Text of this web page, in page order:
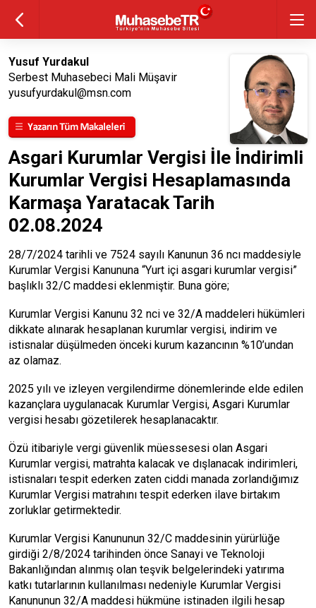
Yusuf Yurdakul
Serbest Muhasebeci Mali Müşavir
yusufyurdakul@msn.com
Asgari Kurumlar Vergisi İle İndirimli
Kurumlar Vergisi Hesaplamasında
Karmaşa Yaratacak Tarih
02.08.2024
28/7/2024 tarihli ve 7524 sayılı Kanunun 36 ncı maddesiyle
Kurumlar Vergisi Kanununa “Yurt içi asgari kurumlar vergisi”
başlıklı 32/C maddesi eklenmiştir. Buna göre;
Kurumlar Vergisi Kanunu 32 nci ve 32/A maddeleri hükümleri
dikkate alınarak hesaplanan kurumlar vergisi, indirim ve
istisnalar düşülmeden önceki kurum kazancının %10’undan
az olamaz.
2025 yılı ve izleyen vergilendirme dönemlerinde elde edilen
kazançlara uygulanacak Kurumlar Vergisi, Asgari Kurumlar
vergisi hesabı gözetilerek hesaplanacaktır.
Özü itibariyle vergi güvenlik müessesesi olan Asgari
Kurumlar vergisi, matrahta kalacak ve dışlanacak indirimleri,
istisnaları tespit ederken zaten ciddi manada zorlandığımız
Kurumlar Vergisi matrahını tespit ederken ilave birtakım
zorluklar getirmektedir.
Kurumlar Vergisi Kanununun 32/C maddesinin yürürlüğe
girdiği 2/8/2024 tarihinden önce Sanayi ve Teknoloji
Bakanlığından alınmış olan teşvik belgelerindeki yatırıma
katkı tutarlarının kullanılması nedeniyle Kurumlar Vergisi
Kanununun 32/A maddesi hükmüne istinaden ilgili hesap